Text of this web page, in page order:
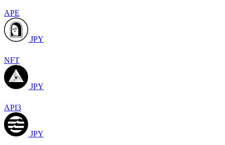
APE
JPY
NFT
JPY
API3
JPY